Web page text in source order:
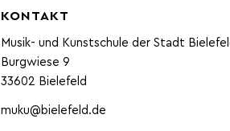
KONTAKT
Musik- und Kunstschule der Stadt
Burgwiese 9
33602 Bielefeld
muku@bielefeld.de